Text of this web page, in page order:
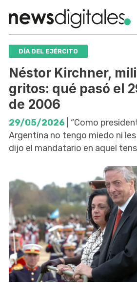
DÍA DEL EJÉRCITO
Néstor Kirchner,
gritos: qué pasó el
de 2006
29/05/2026 | “Como
Argentina no tengo miedo ni
dijo el mandatario en aquel